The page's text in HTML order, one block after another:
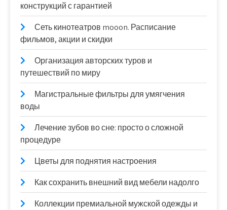
конструкций с гарантией
Сеть кинотеатров mooon. Расписание
фильмов, акции и скидки
Организация авторских туров и
путешествий по миру
Магистральные фильтры для умягчения
воды
Лечение зубов во сне: просто о сложной
процедуре
Цветы для поднятия настроения
Как сохранить внешний вид мебели надолго
Коллекции премиальной мужской одежды и